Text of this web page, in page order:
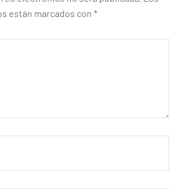
están marcados con *